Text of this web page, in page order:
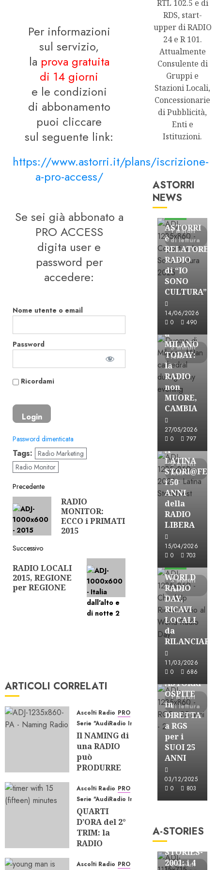
Per informazioni
sul servizio,
la prova gratuita
di 14 giorni
e le condizioni
di abbonamento
puoi cliccare
sul seguente link:
https://www.astorri.it/plans/iscrizione-
a-pro-access/
Se sei già abbonato a
PRO ACCESS
digita user e
password per
accedere:
Nome utente o email
Password
Ricordami
Password dimenticata
Tags: Radio Marketing
Radio Monitor
Navigazione
articolo
Precedente
Articolo
precedente:
RADIO
MONITOR:
ECCO i PRIMATI
2015
Successivo
Articolo
successivo:
RADIO LOCALI
2015, REGIONE
per REGIONE
ARTICOLI CORRELATI
Ascolti Radio PRO
Serie "AudiRadio Insights"
Il NAMING di
una RADIO
può
PRODURRE
07/08/2026
0
22
Ascolti Radio PRO
Serie "AudiRadio Insights"
QUARTI
D’ORA del 2°
TRIM: la
RADIO
EQUILIBRI
Ascolti Radio PRO
RTL 102.5 e di
RDS, start-
upper di RADIO
24 e R 101.
Attualmente
Consulente di
Gruppi e
Stazioni Locali,
Concessionarie
di Pubblicità,
Enti e
Istituzioni.
ASTORRI
NEWS
1 minuti
di lettura
Astorri News
ASTORRI
è
RELATORE
RADIO
di “IO
SONO
CULTURA”
14/06/2026
0
490
3 minuti
letti
FREE
ASTORRI
a
MILANO
TODAY:
la
RADIO
non
MUORE,
CAMBIA
27/05/2026
0
797
3 minuti
letti
Astorri News
FREE
A
LATINA
i 50
ANNI
della
RADIO
LIBERA
15/04/2026
0
703
3 minuti
letti
Astorri News
WORLD
RADIO
DAY,
RICAVI
LOCALI
da
RILANCIARE
11/03/2026
0
686
1 minuti
di lettura
Astorri News
FREE
ASTORRI
OSPITE
in
DIRETTA
a RGS
per i
SUOI 25
ANNI
03/12/2025
0
803
A-STORIES
3 minuti
FREE
A-
STORIES-
2001: i 4